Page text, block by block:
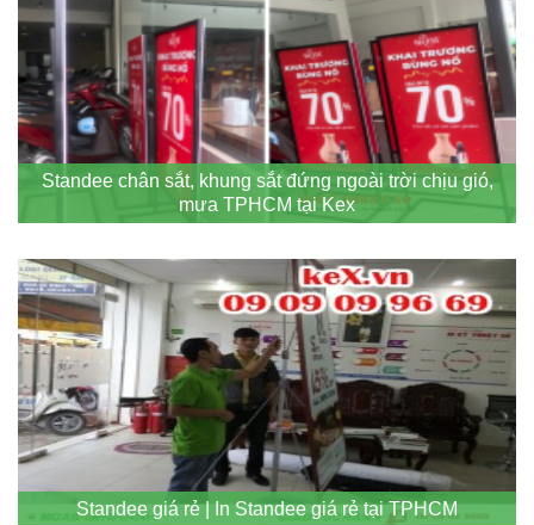
Standee chân sắt, khung sắt đứng ngoài trời chịu gió,
mưa TPHCM tại Kex
Standee giá rẻ | In Standee giá rẻ tại TPHCM